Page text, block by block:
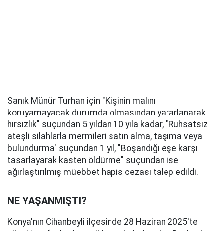
Sanık Münür Turhan için "Kişinin malını
koruyamayacak durumda olmasından yararlanarak
hırsızlık" suçundan 5 yıldan 10 yıla kadar, "Ruhsatsız
ateşli silahlarla mermileri satın alma, taşıma veya
bulundurma" suçundan 1 yıl, "Boşandığı eşe karşı
tasarlayarak kasten öldürme" suçundan ise
ağırlaştırılmış müebbet hapis cezası talep edildi.
NE YAŞANMIŞTI?
Konya'nın Cihanbeyli ilçesinde 28 Haziran 2025'te